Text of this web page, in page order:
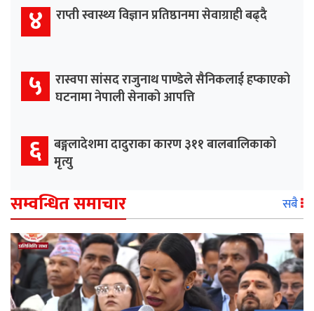
४ राप्ती स्वास्थ्य विज्ञान प्रतिष्ठानमा सेवाग्राही बढ्दै
५ रास्वपा सांसद राजुनाथ पाण्डेले सैनिकलाई हप्काएको
घटनामा नेपाली सेनाको आपत्ति
६ बङ्गलादेशमा दादुराका कारण ३११ बालबालिकाको
मृत्यु
सम्वन्धित समाचार सबै